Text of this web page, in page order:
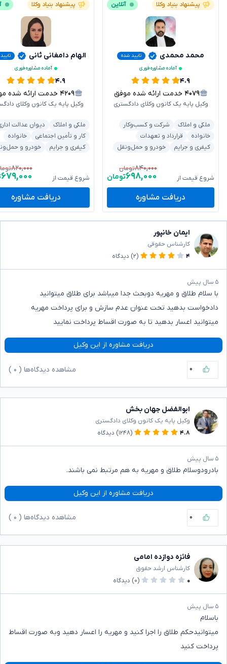
پیشنهاد بنیاد وکلا آنلاین
محمد محمدی
تایید شده
آماده مشاوره فوری
۴.۹
۴۰۷۹ خدمت ارائه شده موفق
وکیل پایه یک کانون وکلای دادگستری
ملکی و املاک
شرکت و کسب‌وکار
خانواده
قرارداد و تعهدات
کیفری و جرایم
خودرو و حمل‌ونقل
شروع قیمت از
۸۴۰,۰۰۰تومان
۶۹۸,۰۰۰تومان
دریافت مشاوره
پیشنهاد بنیاد وکلا
الهام دامغانی ثانی
آماده مشاوره فوری
۴.۹
۴۲۰۹ خدمت ارائه شده موفق
وکیل پایه یک کانون وکلای
ملکی و املاک
دیوان عدالت
کار و تأمین اجتماعی
خانواده
کیفری و جرایم
خودرو و
شروع قیمت از
۸۲۰,۰۰۰
۶۷۹,۰۰۰
دریافت مشاوره
ایمان خانپور
کارشناس حقوقی
۴
(۲) دیدگاه
۵ سال پیش
با سلام طلاق و مهریه دوبحث جدا میباشد برای طلاق میتوانید
دادخواست بدهید تحت عنوان عدم سازش و برای پرداخت مهریه
میتوانید اعسار بدهید تا به صورت اقساط پرداخت نمایید
دریافت مشاوره از این وکیل
۰ مشاهده دیدگاه‌ها ( ۰
ابوالفضل جهان بخش
وکیل پایه یک کانون وکلای دادگستری
۴.۸
(۱۲۴۸) دیدگاه
۵ سال پیش
بادرودوسلام طلاق و مهریه به هم مرتبط نمی باشند.
دریافت مشاوره از این وکیل
۰ مشاهده دیدگاه‌ها ( ۰
فائزه دوازده امامی
کارشناس ارشد حقوق
۰
(۰) دیدگاه
۵ سال پیش
باسلام
میتوانیدحکم طلاق را اجرا کنید و مهریه را اعسار دهید وبه صورت اقساط
پرداخت کنید